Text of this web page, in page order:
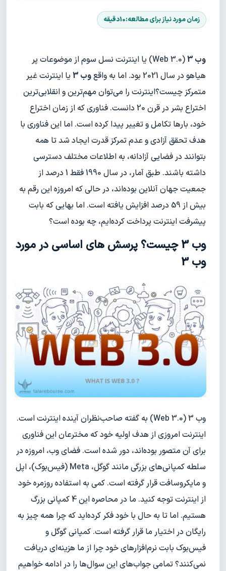
وب 3
(Web 3.0) یا اینترنت نسل سوم از موضوعات پر
هیاهو در سال 2021 بود. اما به واقع
وب 3
یا اینترنت غیر
متمرکز چیست؟اینترنت را می‌توان مهم‌ترین و انقلابی‌ترین
اختراع بشر در قرن 20 دانست. فناوری‌‌ که از زمان اختراع
خود، بارها تکامل و تغییر پیدا کرده است. اما این فناوری با
هدف تحقق آزادی و عدم تمرکز قدرت ایجاد شد تا همه
بتوانند در فضایی آزادانه، به اطلاعات مختلف دسترسی
داشته باشند. طبق آمار، در سال 1990 فقط 1 درصد از
جمعیت جهان آنلاین بوده‌اند، در حالی که امروزه این رقم به
بیش از 59 درصد افزایش یافته است. اما بهایی که بابت
پیشرفت اینترنت پرداخت کرده‌ایم، چه بوده است؟
وب 3 چیست؟ پرسش های اساسی در مورد
وب 3
وب 3 (Web 3.0) به گفته صاحب‌نظران آینده اینترنت است.
اینترنت امروزی از هدف اولیه خود که مخترعان این فناوری
برای آن متصور بوده‌اند، دور شده است. فضای وب، امروزه در
سلطه کمپانی‌های بزرگی مانند گوگل، Meta (فیس‌بوک)، اپل
و مایکروسافت قرار گرفته است. کمی به استفاده روزمره خود
از اینترنت توجه کنید. ما در محاصره این 4 کمپانی بزرگ
هستیم. اما تا به حال با خود فکر کرده‌اید که چرا همه چیز به
رایگان در اختیار ما قرار گرفته است. کمپانی گوگل و
فیس‌بوک بابت نرم‌افزارهای خود چرا از ما هزینه‌ای دریافت
نمی‌کنند؟ تمامی جواب‌های این سوال‌ها را در ادامه خواهیم